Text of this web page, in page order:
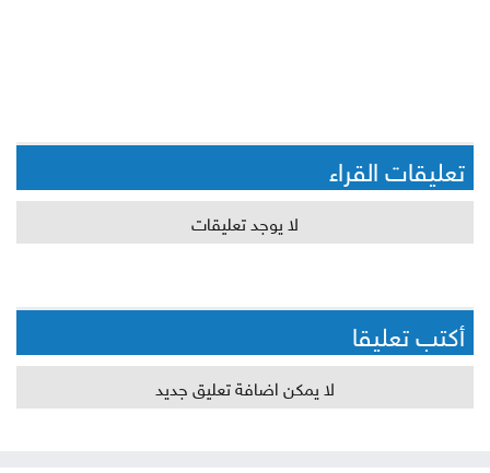
تعليقات القراء
لا يوجد تعليقات
أكتب تعليقا
لا يمكن اضافة تعليق جديد